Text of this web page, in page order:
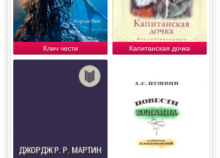
Клич чести Капитанская дочка